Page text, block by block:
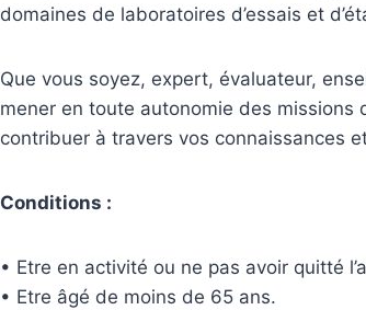
domaines de laboratoires d’essais et
Que vous soyez, expert, évaluateur,
mener en toute autonomie des missions
contribuer à travers vos connaissances
Conditions :
• Etre en activité ou ne pas avoir quitté
• Etre âgé de moins de 65 ans.